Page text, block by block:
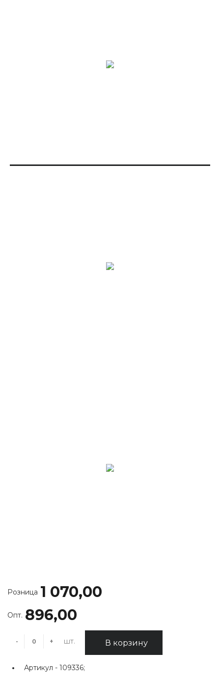
Розница 1 070,00
Опт. 896,00
- + шт. В корзину
Артикул - 109336;